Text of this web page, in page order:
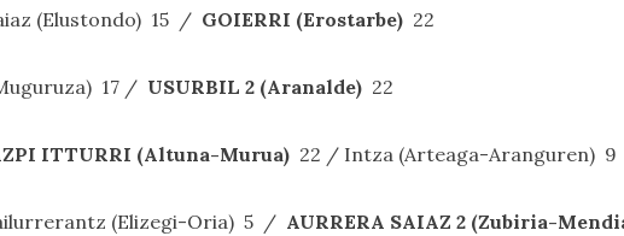
(Elustondo) 15 / GOIERRI (Erostarbe) 22
17 / USURBIL 2 (Aranalde) 22
ITTURRI (Altuna-Murua) 22 / Intza (Arteaga-Aranguren) 9
(Elizegi-Oria) 5 / AURRERA SAIAZ 2 (Zubiria-